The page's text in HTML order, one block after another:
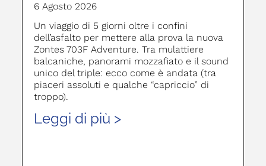
6 Agosto 2026
Un viaggio di 5 giorni oltre i confini
dell’asfalto per mettere alla prova la nuova
Zontes 703F Adventure. Tra mulattiere
balcaniche, panorami mozzafiato e il sound
unico del triple: ecco come è andata (tra
piaceri assoluti e qualche “capriccio” di
troppo).
Leggi di più >